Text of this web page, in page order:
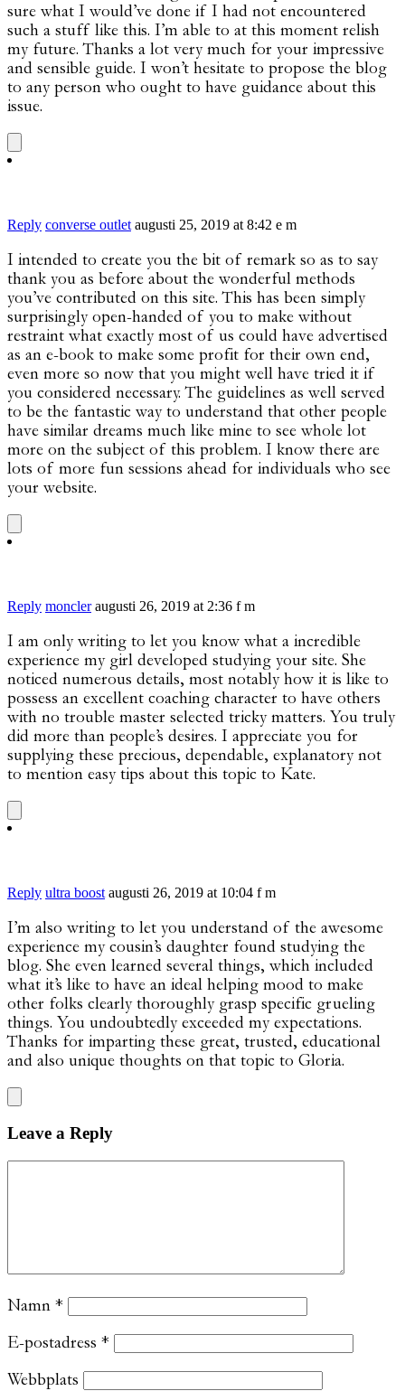
sure what I would’ve done if I had not encountered
such a stuff like this. I’m able to at this moment relish
my future. Thanks a lot very much for your impressive
and sensible guide. I won’t hesitate to propose the blog
to any person who ought to have guidance about this
issue.
Reply converse outlet augusti 25, 2019 at 8:42 e m
I intended to create you the bit of remark so as to say
thank you as before about the wonderful methods
you’ve contributed on this site. This has been simply
surprisingly open-handed of you to make without
restraint what exactly most of us could have advertised
as an e-book to make some profit for their own end,
even more so now that you might well have tried it if
you considered necessary. The guidelines as well served
to be the fantastic way to understand that other people
have similar dreams much like mine to see whole lot
more on the subject of this problem. I know there are
lots of more fun sessions ahead for individuals who see
your website.
Reply moncler augusti 26, 2019 at 2:36 f m
I am only writing to let you know what a incredible
experience my girl developed studying your site. She
noticed numerous details, most notably how it is like to
possess an excellent coaching character to have others
with no trouble master selected tricky matters. You truly
did more than people’s desires. I appreciate you for
supplying these precious, dependable, explanatory not
to mention easy tips about this topic to Kate.
Reply ultra boost augusti 26, 2019 at 10:04 f m
I’m also writing to let you understand of the awesome
experience my cousin’s daughter found studying the
blog. She even learned several things, which included
what it’s like to have an ideal helping mood to make
other folks clearly thoroughly grasp specific grueling
things. You undoubtedly exceeded my expectations.
Thanks for imparting these great, trusted, educational
and also unique thoughts on that topic to Gloria.
Leave a Reply
Namn *
E-postadress *
Webbplats